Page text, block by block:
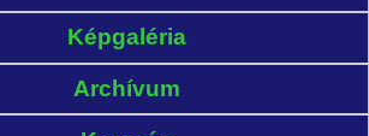
Képgaléria
Archívum